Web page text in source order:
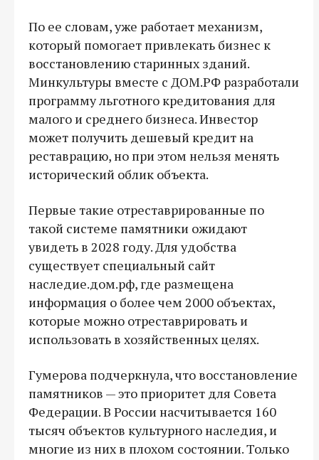
По ее словам, уже работает механизм,
который помогает привлекать бизнес к
восстановлению старинных зданий.
Минкультуры вместе с ДОМ.РФ разработали
программу льготного кредитования для
малого и среднего бизнеса. Инвестор
может получить дешевый кредит на
реставрацию, но при этом нельзя менять
исторический облик объекта.
Первые такие отреставрированные по
такой системе памятники ожидают
увидеть в 2028 году. Для удобства
существует специальный сайт
наследие.дом.рф, где размещена
информация о более чем 2000 объектах,
которые можно отреставрировать и
использовать в хозяйственных целях.
Гумерова подчеркнула, что восстановление
памятников — это приоритет для Совета
Федерации. В России насчитывается 160
тысяч объектов культурного наследия, и
многие из них в плохом состоянии. Только